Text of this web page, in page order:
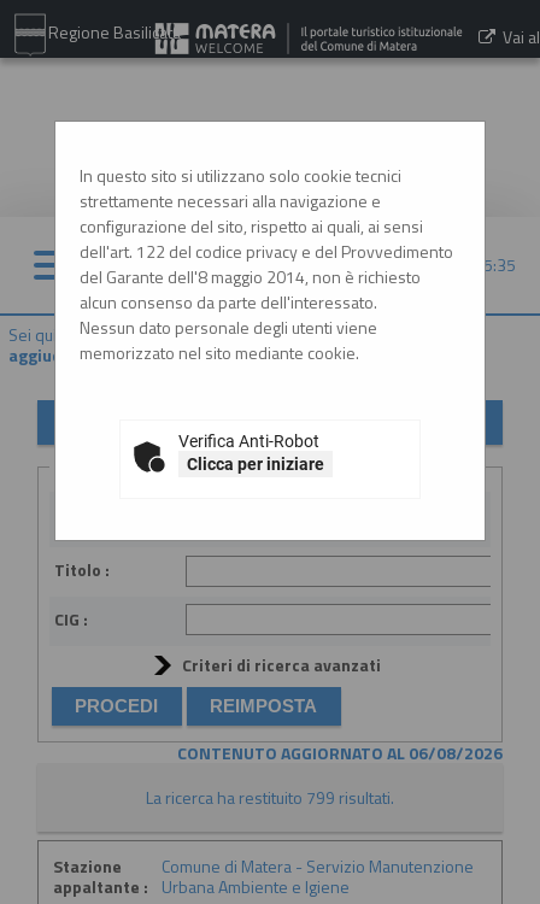
Regione Basilicata Vai al
09/08/2026 15:35
Sei qui: Home»Procedure d'appalto e contratti»Avvisi di
aggiudicazione, esiti e affida...
In questo sito si utilizzano solo cookie tecnici
strettamente necessari alla navigazione e
configurazione del sito, rispetto ai quali, ai sensi
dell'art. 122 del codice privacy e del Provvedimento
del Garante dell'8 maggio 2014, non è richiesto
alcun consenso da parte dell'interessato.
Nessun dato personale degli utenti viene
memorizzato nel sito mediante cookie.
Verifica Anti-Robot
Clicca per iniziare
Criteri di ricerca
Titolo :
CIG :
Criteri di ricerca avanzati
CONTENUTO AGGIORNATO AL 06/08/2026
La ricerca ha restituito 799 risultati.
Stazione
appaltante :
Comune di Matera - Servizio Manutenzione
Urbana Ambiente e Igiene